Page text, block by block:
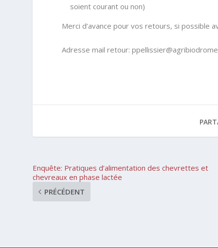
soient courant ou non)
Merci d’avance pour vos retours, si possible
Adresse mail retour:
Enquête: Pratiques d’alimentation des chevrettes et
chevreaux en phase lactée
PRÉCÉDENT